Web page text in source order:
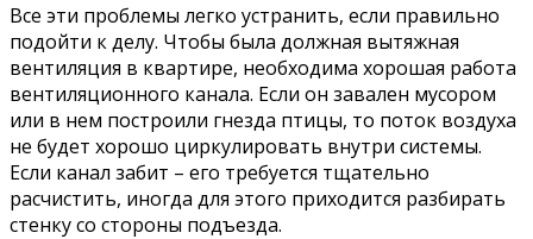
Все эти проблемы легко устранить, если правильно
подойти к делу. Чтобы была должная вытяжная
вентиляция в квартире, необходима хорошая работа
вентиляционного канала. Если он завален мусором
или в нем построили гнезда птицы, то поток воздуха
не будет хорошо циркулировать внутри системы.
Если канал забит – его требуется тщательно
расчистить, иногда для этого приходится разбирать
стенку со стороны подъезда.